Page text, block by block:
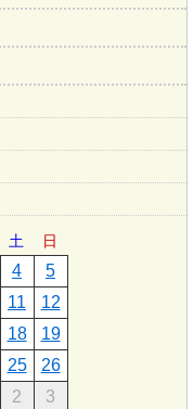
土 日
4
5
11
12
18
19
25
26
2
3